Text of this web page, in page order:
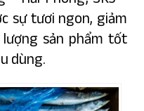
sự tươi ngon, giảm
sản phẩm tốt
dùng.